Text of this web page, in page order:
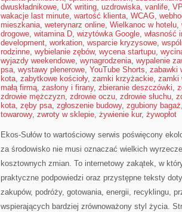
dwuskładnikowe, UX writing, uzdrowiska, vanlife,
wakacje last minute, wartość klienta, WCAG,
mieszkania, weterynarz online, Wielkanoc w hotelu,
drogowe, witamina D, wizytówka Google, własność
development, workation, wsparcie kryzysowe,
rodzinne, wybielanie zębów, wycena startupu,
wyjazdy weekendowe, wynagrodzenia, wypalenie
psa, wystawy plenerowe, YouTube Shorts, zabawki
kota, zabytkowe kościoły, zamki krzyżackie, zamki
małą firmą, zasłony i firany, zbieranie deszczówki,
zdrowie mężczyzn, zdrowie oczu, zdrowie słuchu,
kota, zęby psa, zgłoszenie budowy, zgubiony bagaż,
towarowy, zwroty w sklepie, żywienie kur, żywopłot
Ekos-Sułów to wartościowy serwis poświęcony
za środowisko nie musi oznaczać wielkich
kosztownych zmian. To internetowy zakątek, w
praktyczne podpowiedzi oraz przystępne teksty
zakupów, podróży, gotowania, energii, recyklingu,
wspierających bardziej zrównoważony styl życia.